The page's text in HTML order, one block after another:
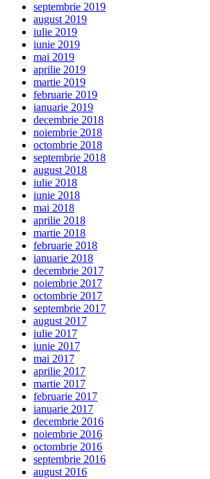
septembrie 2019
august 2019
iulie 2019
iunie 2019
mai 2019
aprilie 2019
martie 2019
februarie 2019
ianuarie 2019
decembrie 2018
noiembrie 2018
octombrie 2018
septembrie 2018
august 2018
iulie 2018
iunie 2018
mai 2018
aprilie 2018
martie 2018
februarie 2018
ianuarie 2018
decembrie 2017
noiembrie 2017
octombrie 2017
septembrie 2017
august 2017
iulie 2017
iunie 2017
mai 2017
aprilie 2017
martie 2017
februarie 2017
ianuarie 2017
decembrie 2016
noiembrie 2016
octombrie 2016
septembrie 2016
august 2016